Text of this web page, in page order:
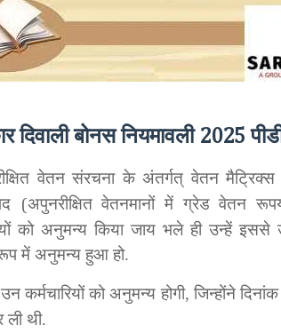
दिवाली बोनस नियमावली 2025
वेतन संरचना के अंतर्गत् वेतन
(अपुनरीक्षित वेतनमानों में ग्रेड वेतन
को अनुमन्य किया जाय भले ही उन्हें
रूप में अनुमन्य हुआ हो.
कर्मचारियों को अनुमन्य होगी, जिन्होंने दिनांक
ली थी.